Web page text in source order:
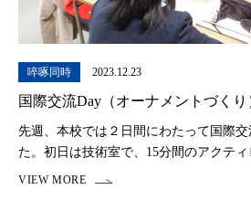
啐啄同時 2023.12.23
国際交流Day（オーナメントづくり
先週、本校では２日間にわたって国際交
た。初日は技術室で、15分間のアクテ
移動時間5分で作業時間は15分、例年よ